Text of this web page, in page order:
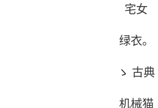
宅女
绿衣。
ゝ 古典
机械猫